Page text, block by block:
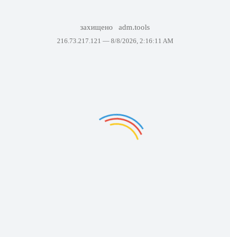
захищено adm.tools
216.73.217.121 — 8/8/2026, 2:16:11 AM